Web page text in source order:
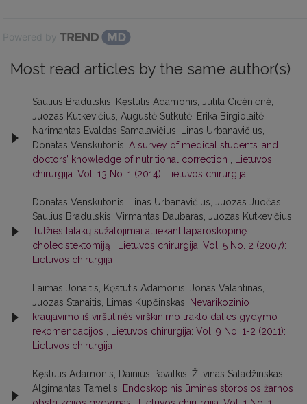
Powered by
Most read articles by the same author(s)
Saulius Bradulskis, Kęstutis Adamonis, Julita Cicėnienė,
Juozas Kutkevičius, Augustė Sutkutė, Erika Birgiolaitė,
Narimantas Evaldas Samalavičius, Linas Urbanavičius,
Donatas Venskutonis, A survey of medical students’ and
doctors’ knowledge of nutritional correction
Lietuvos
chirurgija: Vol. 13 No. 1 (2014): Lietuvos chirurgija
Donatas Venskutonis, Linas Urbanavičius, Juozas Juočas,
Saulius Bradulskis, Virmantas Daubaras, Juozas Kutkevičius,
Tulžies latakų sužalojimai atliekant laparoskopinę
cholecistektomiją
Lietuvos chirurgija: Vol. 5 No. 2 (2007):
Lietuvos chirurgija
Laimas Jonaitis, Kęstutis Adamonis, Jonas Valantinas,
Juozas Stanaitis, Limas Kupčinskas,
Nevarikozinio
kraujavimo iš viršutinės virškinimo trakto dalies gydymo
rekomendacijos
Lietuvos chirurgija: Vol. 9 No. 1-2 (2011):
Lietuvos chirurgija
Kęstutis Adamonis, Dainius Pavalkis, Žilvinas Saladžinskas,
Algimantas Tamelis,
Endoskopinis ūminės storosios žarnos